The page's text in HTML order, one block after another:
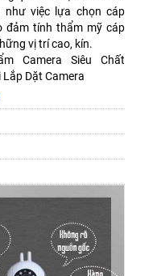
việc lựa chọn cáp
đảm tính thẩm mỹ cáp
vị trí cao, kín.
Camera Siêu Chất
Dặt Camera